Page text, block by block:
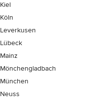
Kiel
Köln
Leverkusen
Lübeck
Mainz
Mönchen­gladbach
München
Neuss